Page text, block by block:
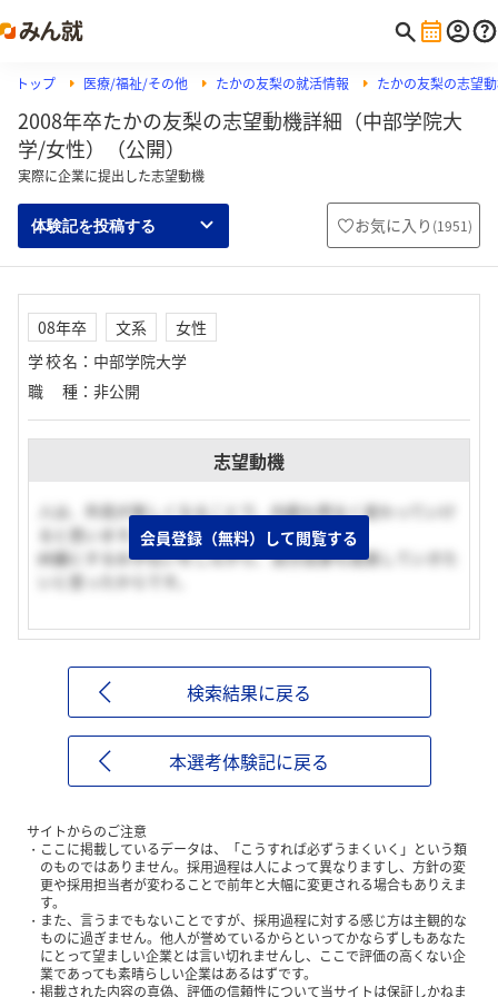
トップ 医療/福祉/その他 たかの友梨の就活情報 たかの友梨の志望
2008年卒たかの友梨の志望動機詳細（中部学院大
学/女性）（公開）
実際に企業に提出した志望動機
体験記を投稿する お気に入り (1951)
08年卒 文系
女性
学校名 ： 中部学院大学
職種 ： 非公開
志望動機
人は、外見が美しくなることで、内面も明るく変わっていけ
ると思います。
綺麗にするお手伝いをしながら、自分自身も成長していきた
いと思ったからです。
会員登録（無料）して閲覧する
検索結果に戻る
本選考体験記に戻る
サイトからのご注意
ここに掲載しているデータは、「こうすれば必ずうまくいく」という類
のものではありません。採用過程は人によって異なりますし、方針の変
更や採用担当者が変わることで前年と大幅に変更される場合もありえま
す。
また、言うまでもないことですが、採用過程に対する感じ方は主観的な
ものに過ぎません。他人が誉めているからといってかならずしもあなた
にとって望ましい企業とは言い切れませんし、ここで評価の高くない企
業であっても素晴らしい企業はあるはずです。
掲載された内容の真偽、評価の信頼性について当サイトは保証しかねま